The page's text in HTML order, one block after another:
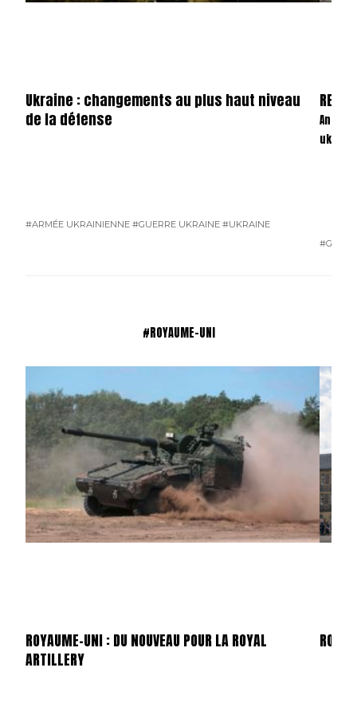
Ukraine : changements au plus haut niveau
de la défense
#ARMÉE UKRAINIENNE #GUERRE UKRAINE #UKRAINE
#ROYAUME-UNI
ROYAUME-UNI : DU NOUVEAU POUR LA ROYAL
ARTILLERY